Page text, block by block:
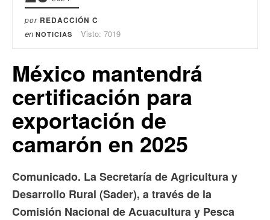
por REDACCIÓN C
en NOTICIAS Visto: 7019
México mantendrá
certificación para
exportación de
camarón en 2025
Comunicado. La Secretaría de Agricultura y
Desarrollo Rural (Sader), a través de la
Comisión Nacional de Acuacultura y Pesca